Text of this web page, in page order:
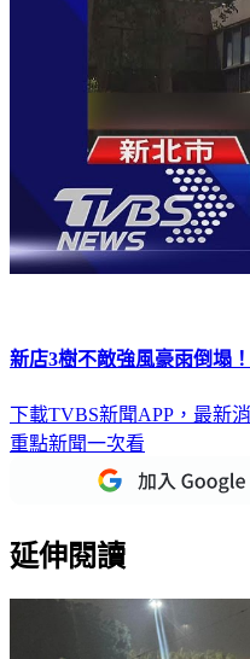
新店3樹不敵強風豪雨倒塌
下載TVBS新聞APP，最新
重點新聞一次看
延伸閱讀